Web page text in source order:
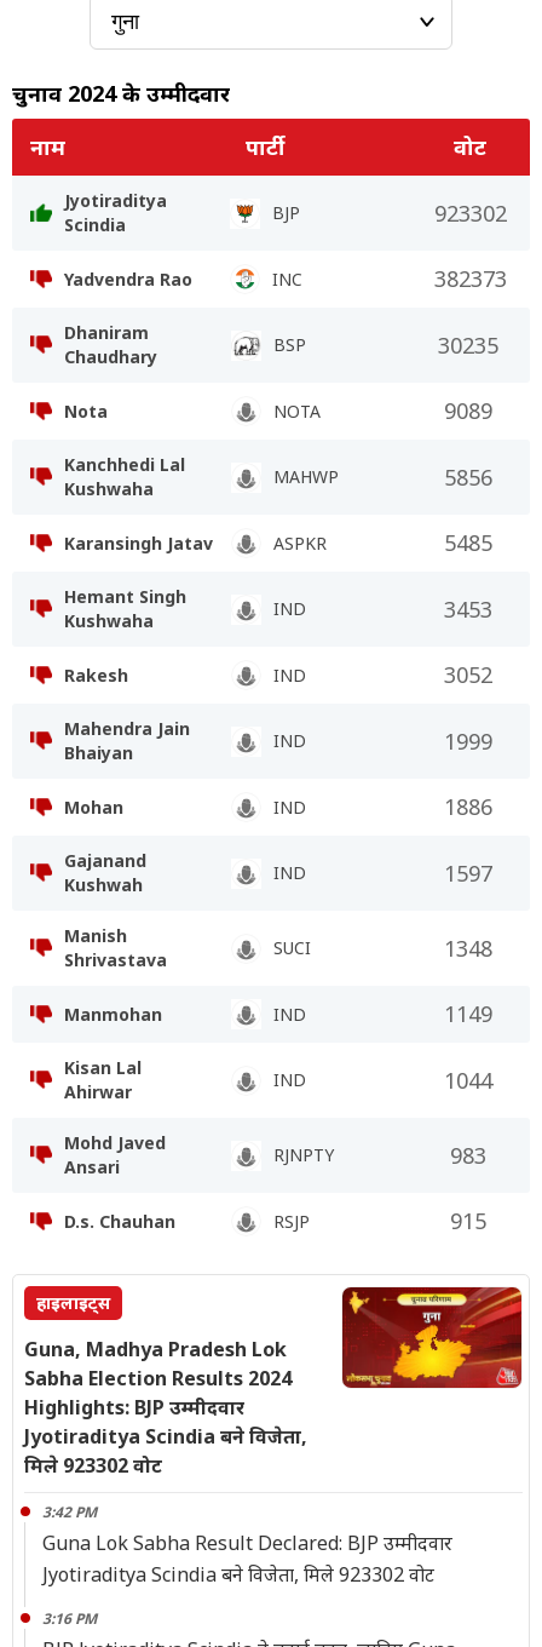
चुनाव 2024 के उम्मीदवार
नाम
पार्टी वोट
Jyotiraditya
Scindia
BJP 923302
Yadvendra Rao INC 382373
Dhaniram
Chaudhary
BSP 30235
Nota NOTA 9089
Kanchhedi Lal
Kushwaha
MAHWP 5856
Karansingh Jatav ASPKR 5485
Hemant Singh
Kushwaha
IND 3453
Rakesh IND 3052
Mahendra Jain
Bhaiyan
IND 1999
Mohan IND 1886
Gajanand
Kushwah
IND 1597
Manish
Shrivastava
SUCI 1348
Manmohan IND 1149
Kisan Lal
Ahirwar
IND 1044
Mohd Javed
Ansari
RJNPTY 983
D.s. Chauhan RSJP 915
हाइलाइट्स
Guna, Madhya Pradesh Lok
Sabha Election Results 2024
Highlights: BJP उम्मीदवार
Jyotiraditya Scindia बने विजेता,
मिले 923302 वोट
3:42 PM
Guna Lok Sabha Result Declared: BJP उम्मीदवार
Jyotiraditya Scindia बने विजेता, मिले 923302 वोट
3:16 PM